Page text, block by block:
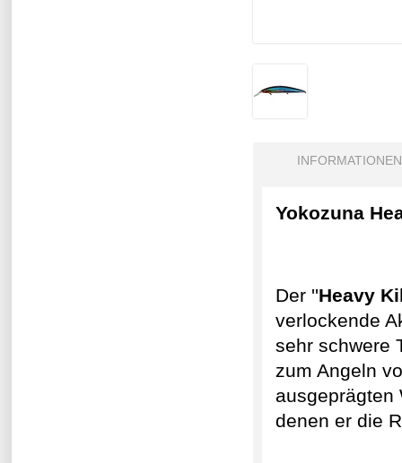
INFORMATIONEN
Yokozuna
Der ''Heavy
verlockende
sehr schwere
zum Angeln
ausgeprägten
denen er die